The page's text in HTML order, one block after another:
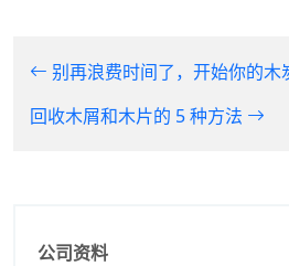
公司资料
别再浪费时间了，开始你的木
回收木屑和木片的 5 种方法